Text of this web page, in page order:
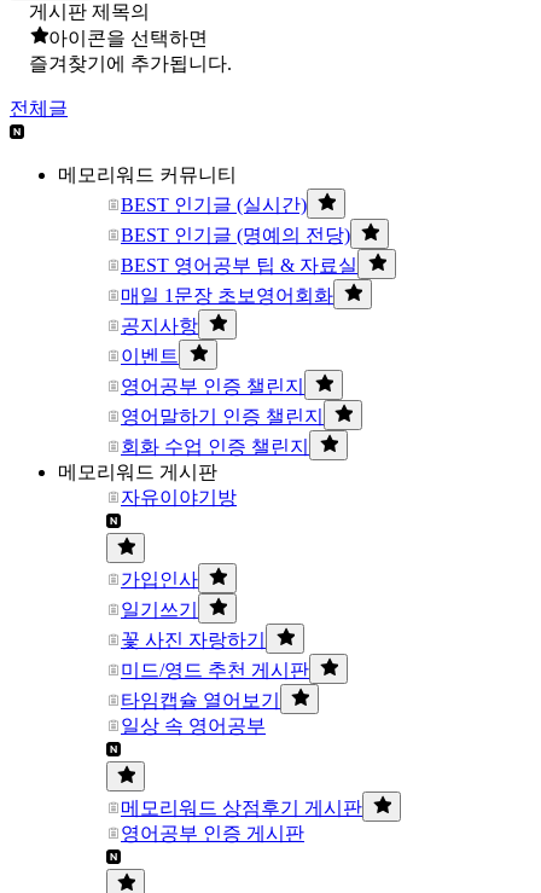
게시판 제목의
아이콘을 선택하면
즐겨찾기에 추가됩니다.
전체글
메모리워드 커뮤니티
BEST 인기글 (실시간)
BEST 인기글 (명예의 전당)
BEST 영어공부 팁 & 자료실
매일 1문장 초보영어회화
공지사항
이벤트
영어공부 인증 챌린지
영어말하기 인증 챌린지
회화 수업 인증 챌린지
메모리워드 게시판
자유이야기방
가입인사
일기쓰기
꽃 사진 자랑하기
미드/영드 추천 게시판
타임캡슐 열어보기
일상 속 영어공부
메모리워드 상점후기 게시판
영어공부 인증 게시판